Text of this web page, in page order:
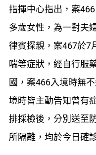
指揮中心指出，案
多歲女性，為一對夫
律賓探親，案467於7
喘等症狀，經自行服
國，案466入境時無
境時皆主動告知曾有
排採檢後，分別送至
所隔離，均於今日確